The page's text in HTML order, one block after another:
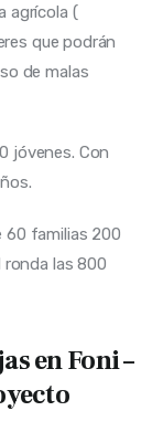
agrícola (
que podrán
de malas
jóvenes. Con
familias 200
las 800
en Foni –